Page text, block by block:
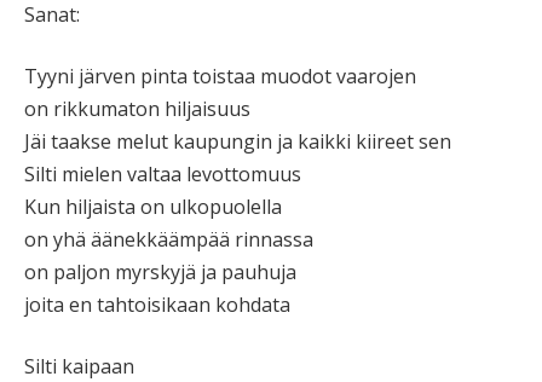
Sanat:
Tyyni järven pinta toistaa muodot vaarojen
on rikkumaton hiljaisuus
Jäi taakse melut kaupungin ja kaikki kiireet sen
Silti mielen valtaa levottomuus
Kun hiljaista on ulkopuolella
on yhä äänekkäämpää rinnassa
on paljon myrskyjä ja pauhuja
joita en tahtoisikaan kohdata
Silti kaipaan